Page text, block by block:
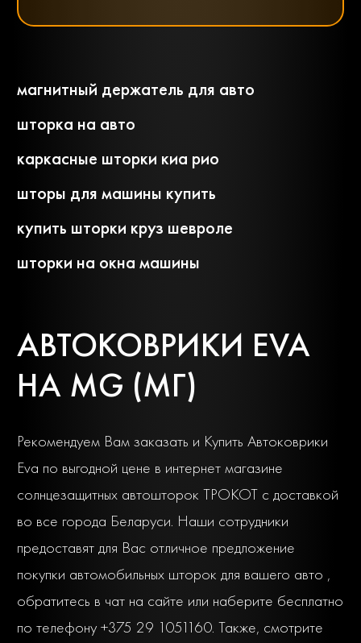
АВТОКОВРИКИ EVA
НА MG (МГ)
Рекомендуем Вам заказать и Купить Автоковрики
Eva по выгодной цене в интернет магазине
солнцезащитных автошторок ТРОКОТ с доставкой
во все города Беларуси. Наши сотрудники
предоставят для Вас отличное предложение
покупки автомобильных шторок для вашего авто ,
обратитесь в чат на сайте или наберите бесплатно
по телефону +375 29 1051160. Также, смотрите
магнитный держатель для авто
шторка на авто
каркасные шторки киа рио
шторы для машины купить
купить шторки круз шевроле
шторки на окна машины